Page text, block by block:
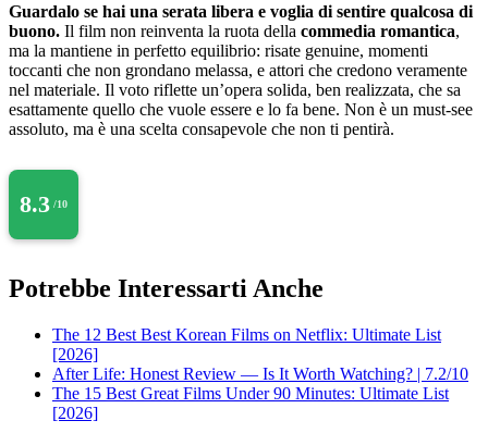
Guardalo se hai una serata libera e voglia di sentire qualcosa di
buono. Il film non reinventa la ruota della commedia romantica,
ma la mantiene in perfetto equilibrio: risate genuine, momenti
toccanti che non grondano melassa, e attori che credono veramente
nel materiale. Il voto riflette un’opera solida, ben realizzata, che sa
esattamente quello che vuole essere e lo fa bene. Non è un must-see
assoluto, ma è una scelta consapevole che non ti pentirà.
8.3 /10
Potrebbe Interessarti Anche
The 12 Best Best Korean Films on Netflix: Ultimate List
[2026]
After Life: Honest Review — Is It Worth Watching? | 7.2/10
The 15 Best Great Films Under 90 Minutes: Ultimate List
[2026]